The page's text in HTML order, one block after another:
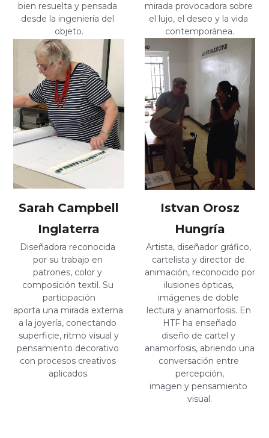
bien resuelta y pensada
desde la ingeniería del
objeto.
mirada provocadora sobre
el lujo, el deseo y la vida
contemporánea.
Sarah Campbell
Inglaterra
Diseñadora reconocida
por su trabajo en
patrones, color y
composición textil. Su
participación
aporta una mirada externa
a la joyería, conectando
superficie, ritmo visual y
pensamiento decorativo
con procesos creativos
aplicados.
Istvan Orosz
Hungría
Artista, diseñador gráfico,
cartelista y director de
animación, reconocido por
ilusiones ópticas,
imágenes de doble
lectura y anamorfosis. En
HTF ha enseñado
diseño de cartel y
anamorfosis, abriendo una
conversación entre
percepción,
imagen y pensamiento
visual.